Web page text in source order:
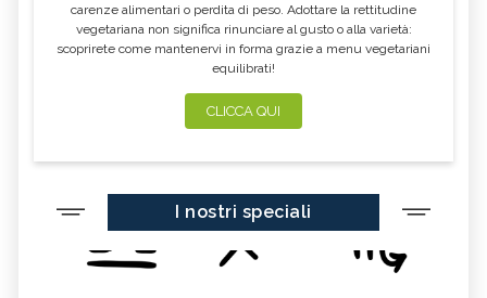
carenze alimentari o perdita di peso. Adottare la rettitudine
vegetariana non significa rinunciare al gusto o alla varietà:
scoprirete come mantenervi in forma grazie a menu vegetariani
equilibrati!
CLICCA QUI
I nostri speciali